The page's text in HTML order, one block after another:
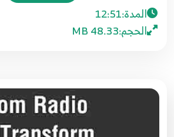
المدة:12:51
الحجم:48.33 MB
Prepare Everything